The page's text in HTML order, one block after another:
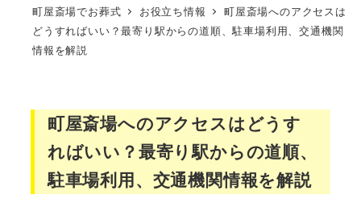
町屋斎場でお葬式 お役立ち情報
町屋斎場へのアクセスは
どうすればいい？最寄り駅からの道順、駐車場利用、交通機関
情報を解説
町屋斎場へのアクセスはどうす
ればいい？最寄り駅からの道順、
駐車場利用、交通機関情報を解説